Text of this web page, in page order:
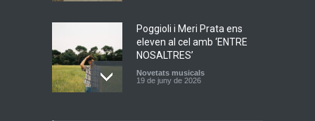
Poggioli i Meri Prata ens
eleven al cel amb ‘ENTRE
NOSALTRES’
Novetats musicals
19 de juny de 2026